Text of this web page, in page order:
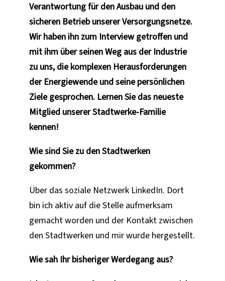
Verantwortung für den Ausbau und den
sicheren Betrieb unserer Versorgungsnetze.
Wir haben ihn zum Interview getroffen und
mit ihm über seinen Weg aus der Industrie
zu uns, die komplexen Herausforderungen
der Energiewende und seine persönlichen
Ziele gesprochen. Lernen Sie das neueste
Mitglied unserer Stadtwerke-Familie
kennen!
Wie sind Sie zu den Stadtwerken
gekommen?
Über das soziale Netzwerk LinkedIn. Dort
bin ich aktiv auf die Stelle aufmerksam
gemacht worden und der Kontakt zwischen
den Stadtwerken und mir wurde hergestellt.
Wie sah Ihr bisheriger Werdegang aus?